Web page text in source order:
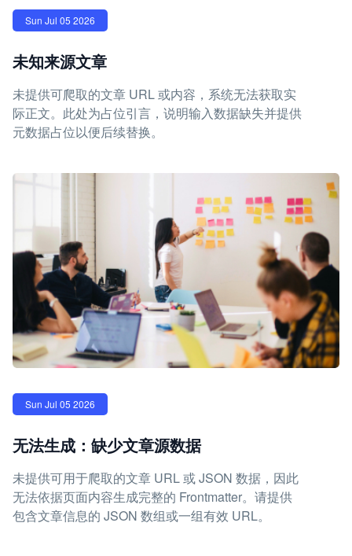
Sun Jul 05 2026
未知来源文章
未提供可爬取的文章 URL 或内容，系统无法获取实
际正文。此处为占位引言，说明输入数据缺失并提供
元数据占位以便后续替换。
Sun Jul 05 2026
无法生成：缺少文章源数据
未提供可用于爬取的文章 URL 或 JSON 数据，因此
无法依据页面内容生成完整的 Frontmatter。请提供
包含文章信息的 JSON 数组或一组有效 URL。